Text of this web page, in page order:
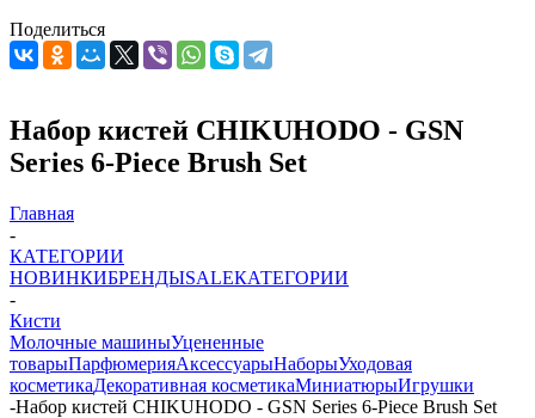
Поделиться
Набор кистей CHIKUHODO - GSN
Series 6-Piece Brush Set
Главная
-
КАТЕГОРИИ
НОВИНКИБРЕНДЫSALEКАТЕГОРИИ
-
Кисти
Молочные машиныУцененные
товарыПарфюмерияАксессуарыНаборыУходовая
косметикаДекоративная косметикаМиниатюрыИгрушки
-Набор кистей CHIKUHODO - GSN Series 6-Piece Brush Set